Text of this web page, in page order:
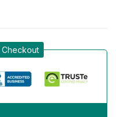
Checkout